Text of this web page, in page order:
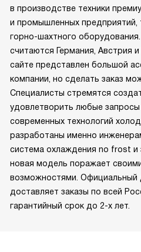
в производстве техники
и промышленных предприятий,
горно-шахтного
считаются Германия, Австрия
сайте представлен большой
компании, но сделать заказ
Специалисты стремятся
удовлетворить любые
современных технологий
разработаны именно
система охлаждения no frost и
новая модель поражает
возможностями.
доставляет заказы по всей
гарантийный срок до 2-х лет.